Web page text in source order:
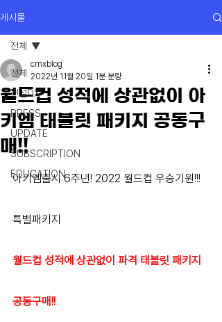
게시물
전체
건설DX
PRESS
UPDATE
SUBSCRIPTION
EDUCATION
전체
월드컵 성적에 상관없이 아
키엠 태블릿 패키지 공동구
매!!
cmxblog
2022년 11월 20일 1분 분량
아키엠출시 6주년! 2022 월드컵 우승기원!!!
특별패키지
월드컵 성적에 상관없이 파격 태블릿 패키지
공동구매!!